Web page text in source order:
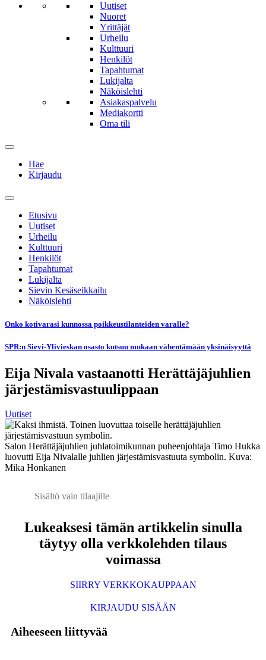
Uutiset
Nuoret
Yrittäjät
Urheilu
Kulttuuri
Henkilöt
Tapahtumat
Lukijalta
Näköislehti
Asiakaspalvelu
Mediakortti
Oma tili
Hae
Kirjaudu
Etusivu
Uutiset
Urheilu
Kulttuuri
Henkilöt
Tapahtumat
Lukijalta
Sievin Kesäseikkailu
Näköislehti
Onko kotivarasi kunnossa poikkeustilanteiden varalle?
SPR:n Sievi-Ylivieskan osasto kutsuu mukaan vähentämään yksinäisyyttä
Eija Nivala vastaanotti Herättäjäjuhlien
järjestämisvastuulippaan
Uutiset
Salon Herättäjäjuhlien juhlatoimikunnan puheenjohtaja Timo Hukka
luovutti Eija Nivalalle juhlien järjestämisvastuuta symbolin. Kuva:
Mika Honkanen
Sisältö vain tilaajille
Lukeaksesi tämän artikkelin sinulla
täytyy olla verkkolehden tilaus
voimassa
SIIRRY VERKKOKAUPPAAN
KIRJAUDU SISÄÄN
Aiheeseen liittyvää